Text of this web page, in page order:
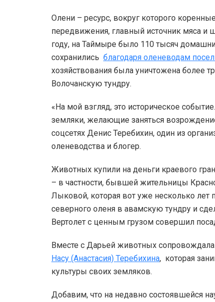
Олени – ресурс, вокруг которого
передвижения, главный источник мяса
году, на Таймыре было 110 тысяч
сохранились благодаря оленеводам
хозяйствования была уничтожена более
Волочанскую тундру.
«На мой взгляд, это историческое
земляки, желающие заняться
соцсетях Денис Теребихин, один из
оленеводства и блогер.
Животных купили на деньги краевого
– в частности, бывшей жительницы
Лыковой, которая вот уже несколько
северного оленя в авамскую тундру и
Вертолет с ценным грузом совершил
Вместе с Дарьей животных
Насу (Анастасия) Теребихина, которая
культуры своих земляков.
Добавим, что на недавно состоявшейся